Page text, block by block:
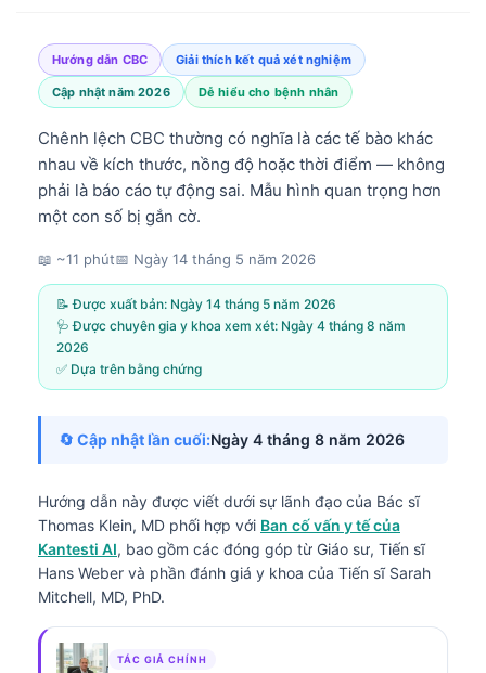
Hướng dẫn CBC Giải thích kết quả xét nghiệm
Cập nhật năm 2026 Dễ hiểu cho bệnh nhân
Chênh lệch CBC thường có nghĩa là các tế bào khác
nhau về kích thước, nồng độ hoặc thời điểm — không
phải là báo cáo tự động sai. Mẫu hình quan trọng hơn
một con số bị gắn cờ.
📖 ~11 phút📅 Ngày 14 tháng 5 năm 2026
📝 Được xuất bản: Ngày 14 tháng 5 năm 2026
🩺 Được chuyên gia y khoa xem xét: Ngày 4 tháng 8 năm
2026
✅ Dựa trên bằng chứng
🔄 Cập nhật lần cuối:Ngày 4 tháng 8 năm 2026
Hướng dẫn này được viết dưới sự lãnh đạo của Bác sĩ
Thomas Klein, MD phối hợp với Ban cố vấn y tế của
Kantesti AI, bao gồm các đóng góp từ Giáo sư, Tiến sĩ
Hans Weber và phần đánh giá y khoa của Tiến sĩ Sarah
Mitchell, MD, PhD.
TÁC GIẢ CHÍNH